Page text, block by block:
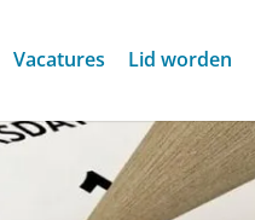
Vacatures Lid worden